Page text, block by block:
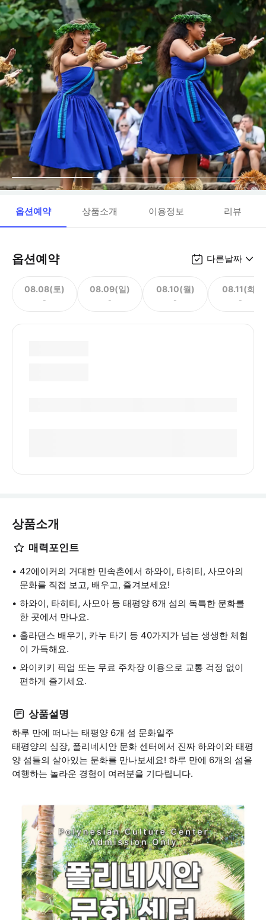
옵션예약 상품소개 이용정보 리뷰
옵션예약 다른날짜
08.08(토)
-
08.09(일)
-
08.10(월)
-
08.11(화)
-
상품소개
매력포인트
42에이커의 거대한 민속촌에서 하와이, 타히티, 사모아의
문화를 직접 보고, 배우고, 즐겨보세요!
하와이, 타히티, 사모아 등 태평양 6개 섬의 독특한 문화를
한 곳에서 만나요.
훌라댄스 배우기, 카누 타기 등 40가지가 넘는 생생한 체험
이 가득해요.
와이키키 픽업 또는 무료 주차장 이용으로 교통 걱정 없이
편하게 즐기세요.
상품설명
하루 만에 떠나는 태평양 6개 섬 문화일주
태평양의 심장, 폴리네시안 문화 센터에서 진짜 하와이와 태평
양 섬들의 살아있는 문화를 만나보세요! 하루 만에 6개의 섬을
여행하는 놀라운 경험이 여러분을 기다립니다.